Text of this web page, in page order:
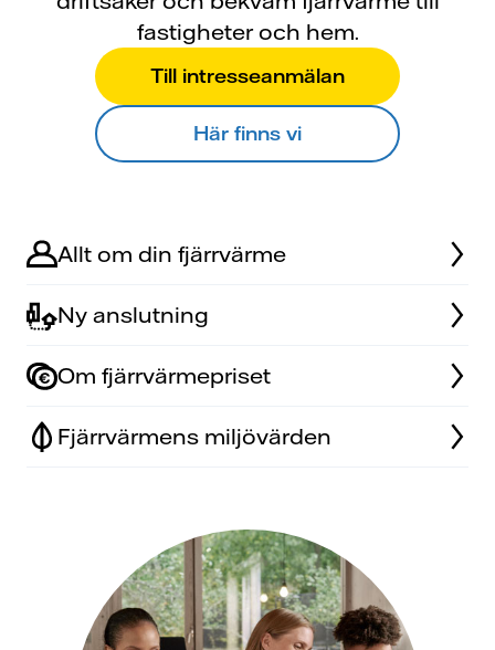
fastigheter och hem.
Till intresseanmälan
Här finns vi
Allt om din fjärrvärme
Ny anslutning
Om fjärrvärmepriset
Fjärrvärmens miljövärden